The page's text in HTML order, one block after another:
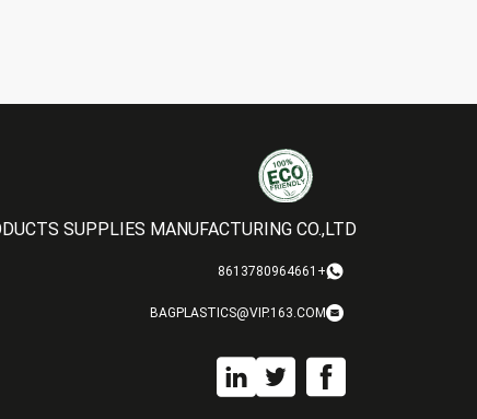
SUPPLIES MANUFACTURING CO.,LTD.
+8613780964661
BAGPLASTICS@VIP.163.COM